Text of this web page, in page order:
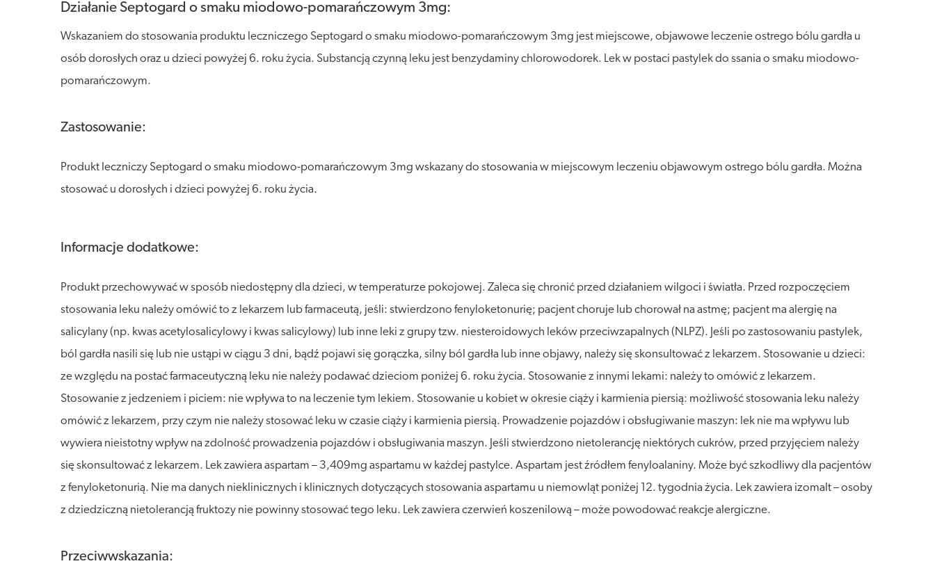
Działanie Septogard o smaku miodowo-pomarańczowym 3mg:
Wskazaniem do stosowania produktu leczniczego Septogard o smaku miodowo-pomarańczowym 3mg jest miejscowe, objawowe leczenie ostrego bólu gardła u
osób dorosłych oraz u dzieci powyżej 6. roku życia. Substancją czynną leku jest benzydaminy chlorowodorek. Lek w postaci pastylek do ssania o smaku miodowo-
pomarańczowym.
Zastosowanie:
Produkt leczniczy Septogard o smaku miodowo-pomarańczowym 3mg wskazany do stosowania w miejscowym leczeniu objawowym ostrego bólu gardła. Można
stosować u dorosłych i dzieci powyżej 6. roku życia.
Informacje dodatkowe:
Produkt przechowywać w sposób niedostępny dla dzieci, w temperaturze pokojowej. Zaleca się chronić przed działaniem wilgoci i światła. Przed rozpoczęciem
stosowania leku należy omówić to z lekarzem lub farmaceutą, jeśli: stwierdzono fenyloketonurię; pacjent choruje lub chorował na astmę; pacjent ma alergię na
salicylany (np. kwas acetylosalicylowy i kwas salicylowy) lub inne leki z grupy tzw. niesteroidowych leków przeciwzapalnych (NLPZ). Jeśli po zastosowaniu pastylek,
ból gardła nasili się lub nie ustąpi w ciągu 3 dni, bądź pojawi się gorączka, silny ból gardła lub inne objawy, należy się skonsultować z lekarzem. Stosowanie u dzieci:
ze względu na postać farmaceutyczną leku nie należy podawać dzieciom poniżej 6. roku życia. Stosowanie z innymi lekami: należy to omówić z lekarzem.
Stosowanie z jedzeniem i piciem: nie wpływa to na leczenie tym lekiem. Stosowanie u kobiet w okresie ciąży i karmienia piersią: możliwość stosowania leku należy
omówić z lekarzem, przy czym nie należy stosować leku w czasie ciąży i karmienia piersią. Prowadzenie pojazdów i obsługiwanie maszyn: lek nie ma wpływu lub
wywiera nieistotny wpływ na zdolność prowadzenia pojazdów i obsługiwania maszyn. Jeśli stwierdzono nietolerancję niektórych cukrów, przed przyjęciem należy
się skonsultować z lekarzem. Lek zawiera aspartam – 3,409mg aspartamu w każdej pastylce. Aspartam jest źródłem fenyloalaniny. Może być szkodliwy dla pacjentów
z fenyloketonurią. Nie ma danych nieklinicznych i klinicznych dotyczących stosowania aspartamu u niemowląt poniżej 12. tygodnia życia. Lek zawiera izomalt – osoby
z dziedziczną nietolerancją fruktozy nie powinny stosować tego leku. Lek zawiera czerwień koszenilową – może powodować reakcje alergiczne.
Przeciwwskazania: